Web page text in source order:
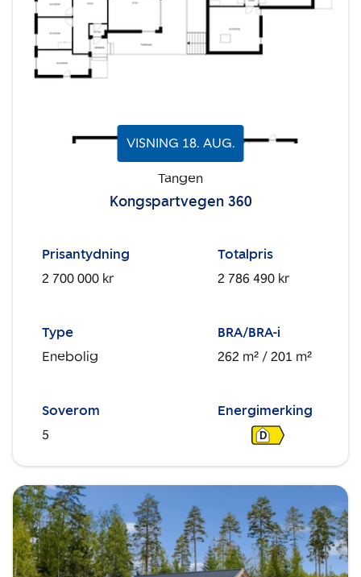
VISNING 18. AUG.
Tangen
Kongspartvegen 360
Prisantydning
2 700 000 kr
Totalpris
2 786 490 kr
Type
Enebolig
BRA/BRA-i
262 m² / 201 m²
Soverom
5
Energimerking
D